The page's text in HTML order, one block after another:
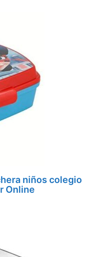
niños colegio
Online